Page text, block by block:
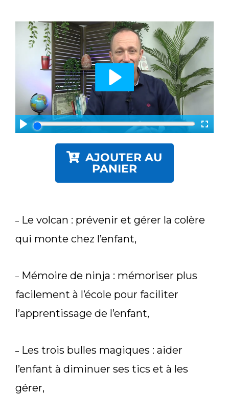
AJOUTER AU
PANIER
– Le volcan : prévenir et gérer la colère
qui monte chez l’enfant,
– Mémoire de ninja : mémoriser plus
facilement à l’école pour faciliter
l’apprentissage de l’enfant,
– Les trois bulles magiques : aider
l’enfant à diminuer ses tics et à les
gérer,